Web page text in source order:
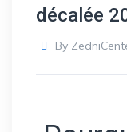
décalée
By